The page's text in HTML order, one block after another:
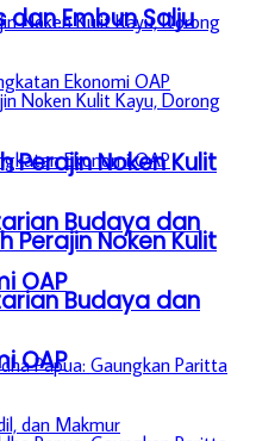
Perajin Noken Kulit
Budaya dan
OAP
dan Embun Salju
Perajin Noken Kulit
Budaya dan
OAP